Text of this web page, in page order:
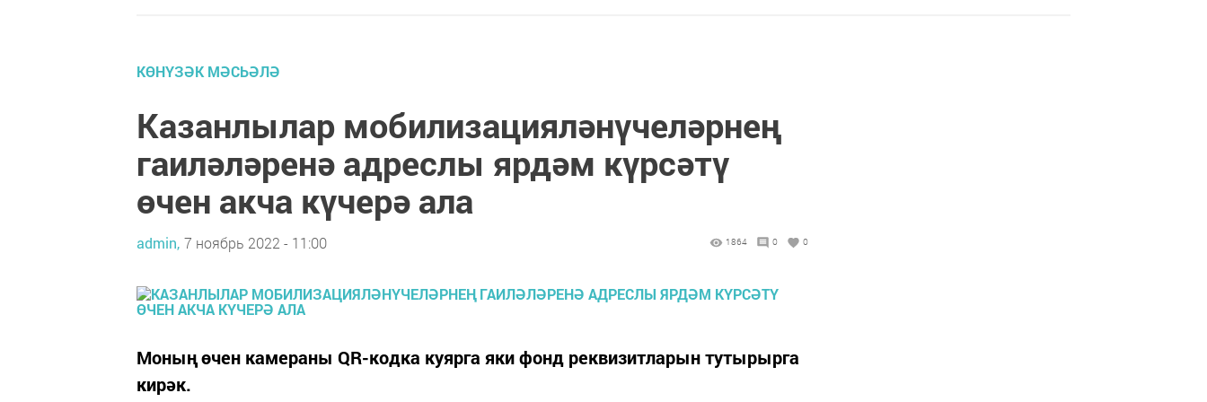
КӨНҮЗӘК МӘСЬӘЛӘ
Казанлылар мобилизацияләнүчеләрнең
гаиләләренә адреслы ярдәм күрсәтү
өчен акча күчерә ала
admin, 7 ноябрь 2022 - 11:00 1864 0 0
Моның өчен камераны QR-кодка куярга яки фонд реквизитларын тутырырга
кирәк.